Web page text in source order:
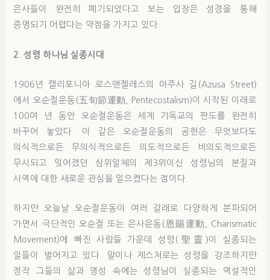
은사들이 완전히 폐기되었다고 보는 입장은 성경을 통해
증명되기 어렵다는 약점을 가지고 있다.
2. 성령 하나님 실종시대
1906년 캘리포니아 로스앤젤레스의 아주사 길(Azusa Street)
에서 오순절운동(五旬節運動, Pentecostalism)이 시작된 이래로
100여 년 동안 오순절운동은 세계 기독교의 판도를 완전히
바꾸어 놓았다. 이 같은 오순절운동의 공헌은 무엇보다도
의식적으로든 무의식적으로든 의도적으로든 비의도적으로든
무시되고 잊어졌던 삼위일체의 제3위이신 성령님의 본질과
사역에 대한 새로운 관심을 일으켰다는 점이다.
하지만 오늘날 오순절운동이 여러 갈래로 다양하게 분파되어
가면서 극단적인 오순절 또는 은사운동(恩賜運動, Charismatic
Movement)에 빠진 사람들 가운데 성령(聖靈)이 실종되는
일들이 벌어지고 있다. 말이나 제스처로는 성령을 강조하지만
정작 그들의 삶과 영성 속에는 성령님이 실종되는 역설적인